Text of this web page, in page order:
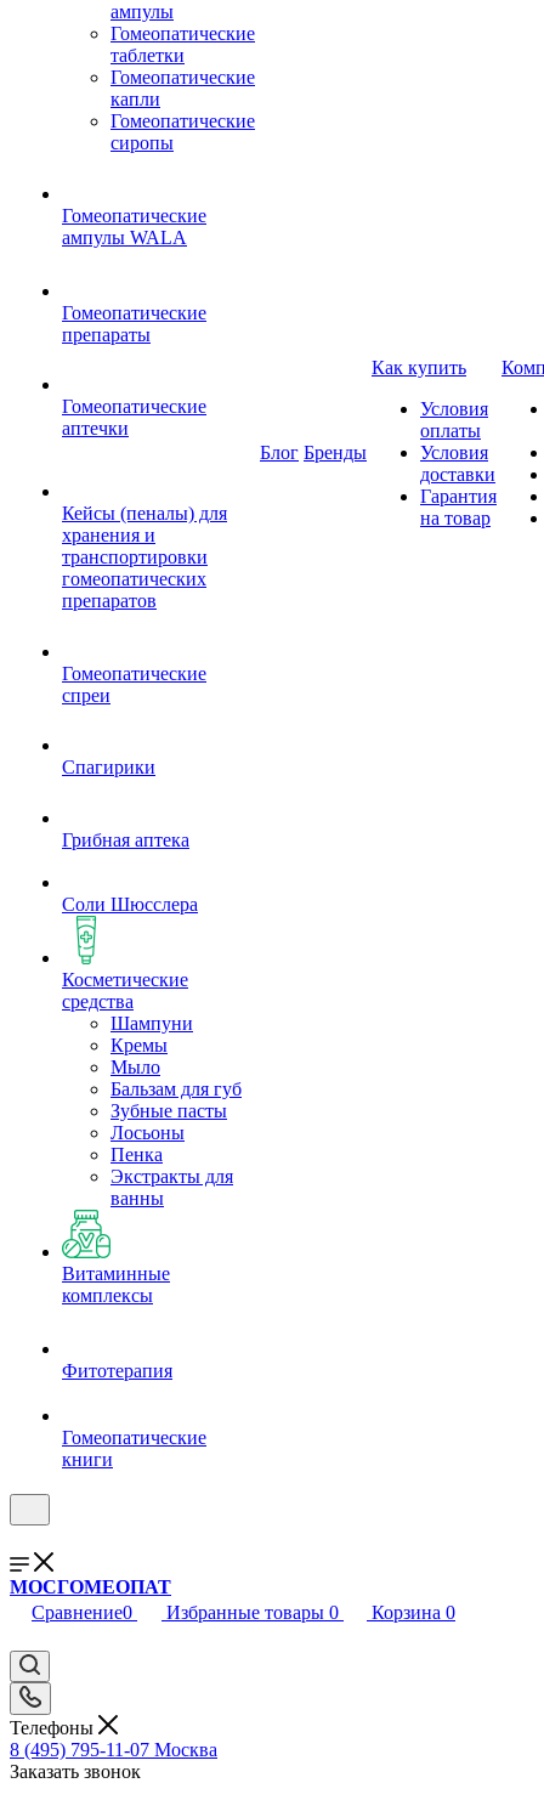
ампулы
Гомеопатические
таблетки
Гомеопатические
капли
Гомеопатические
сиропы
Гомеопатические
ампулы WALA
Гомеопатические
препараты
Гомеопатические
аптечки
Кейсы (пеналы) для
хранения и
транспортировки
гомеопатических
препаратов
Гомеопатические
спреи
Спагирики
Грибная аптека
Соли Шюсслера
Косметические
средства
Шампуни
Кремы
Мыло
Бальзам для губ
Зубные пасты
Лосьоны
Пенка
Экстракты для
ванны
Витаминные
комплексы
Фитотерапия
Гомеопатические
книги
Блог Бренды
Как купить
Условия
оплаты
Условия
доставки
Гарантия
на товар
МОСГОМЕОПАТ
Сравнение0 Избранные товары 0 Корзина 0
Телефоны
8 (495) 795-11-07 Москва
Заказать звонок